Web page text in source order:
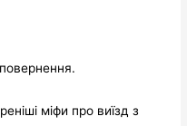
міфи про виїзд з